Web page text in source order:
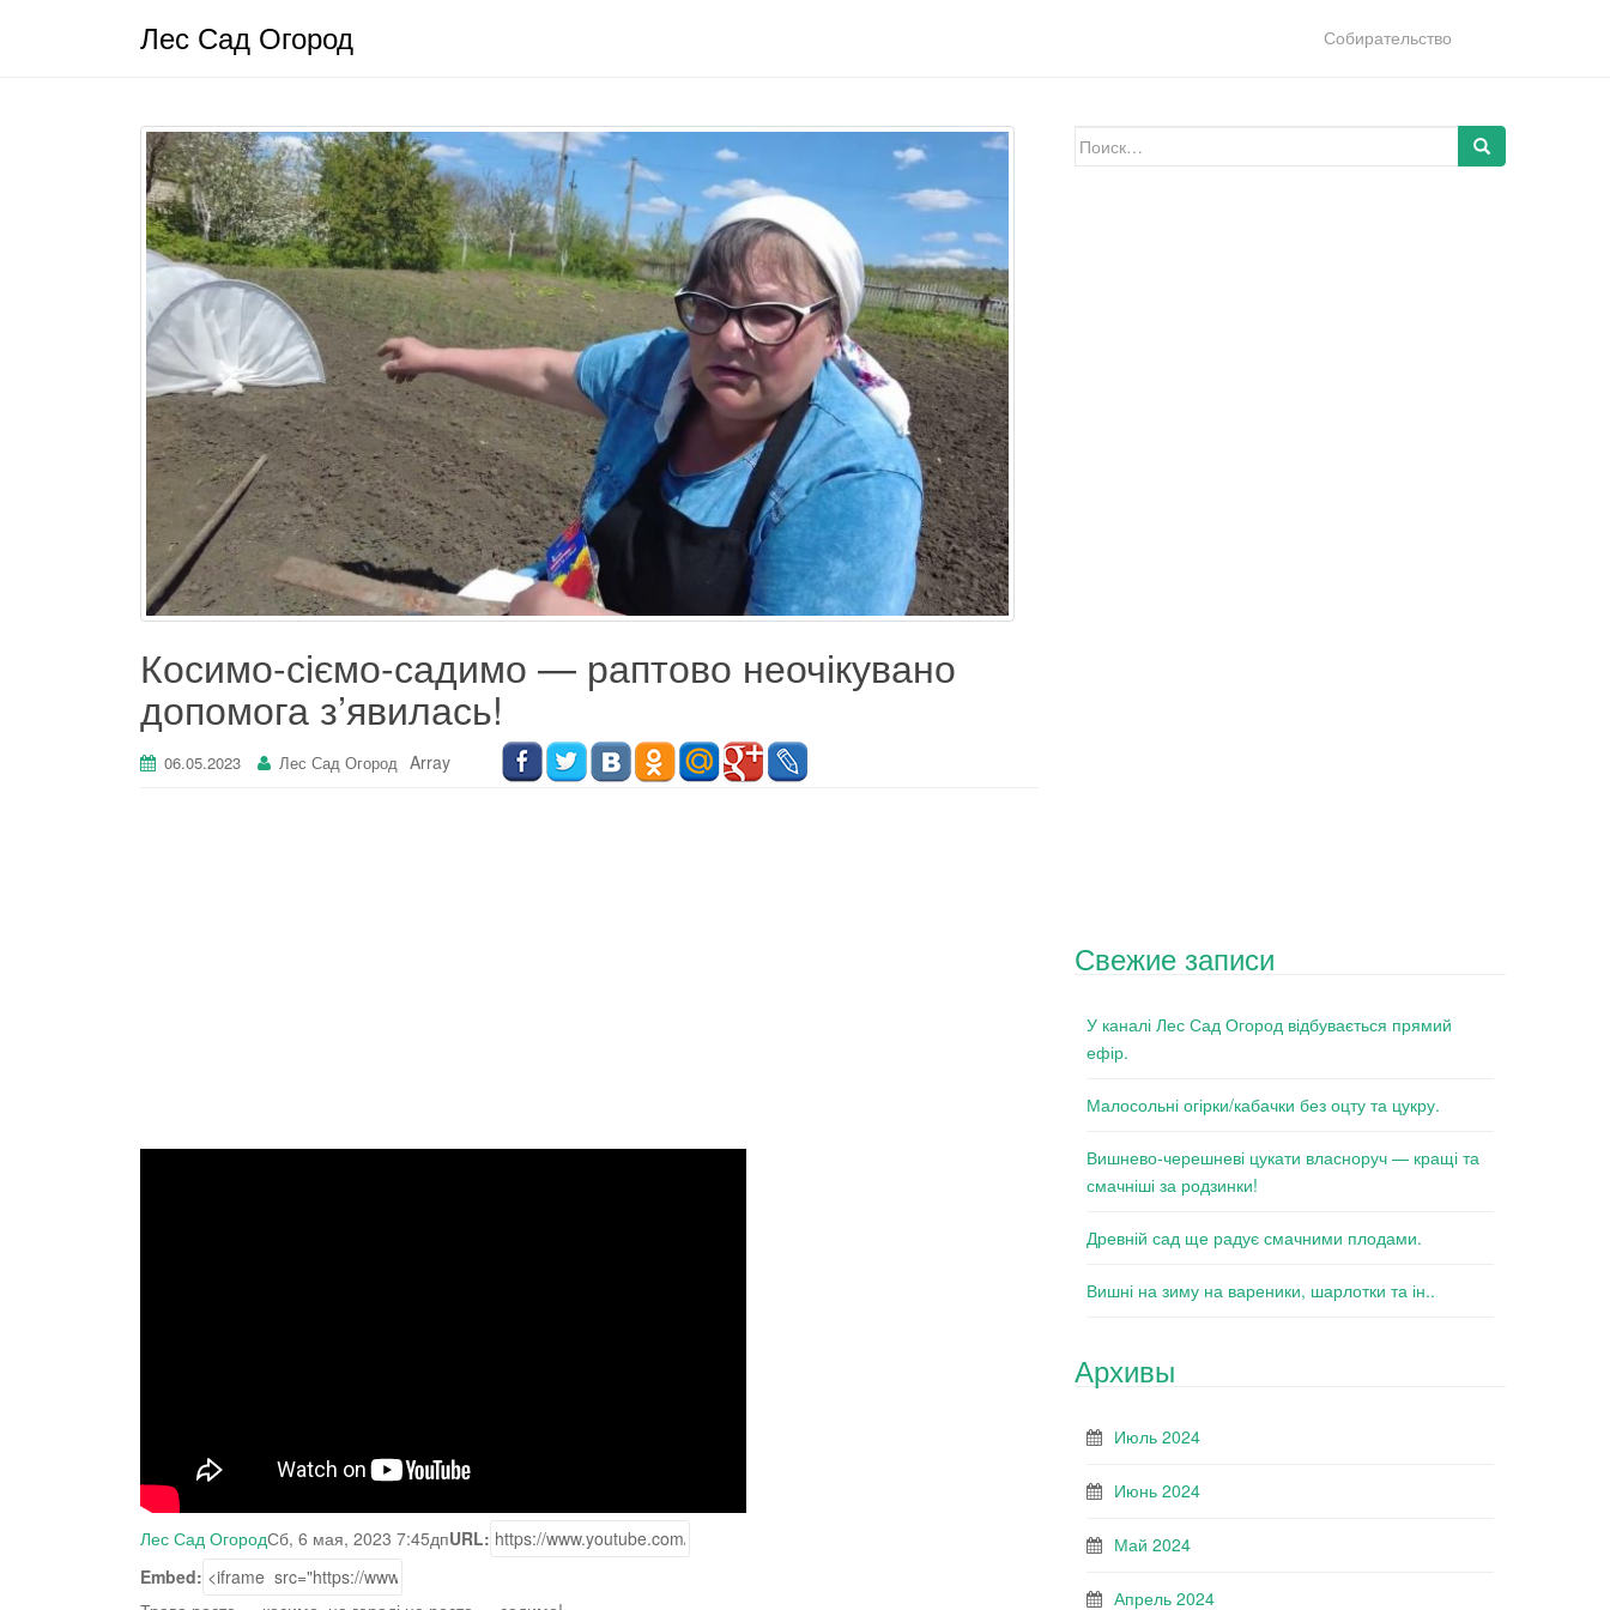
Лес Сад Огород Собирательство
Косимо-сіємо-садимо — раптово неочікувано
допомога з’явилась!
06.05.2023 Лес Сад Огород Array
Лес Сад ОгородСб, 6 мая, 2023 7:45дпURL:
Embed:
Искать:
Свежие записи
У каналі Лес Сад Огород відбувається прямий
ефір.
Малосольні огірки/кабачки без оцту та цукру.
Вишнево-черешневі цукати власноруч — кращі та
смачніші за родзинки!
Древній сад ще радує смачними плодами.
Вишні на зиму на вареники, шарлотки та ін..
Архивы
Июль 2024
Июнь 2024
Май 2024
Апрель 2024